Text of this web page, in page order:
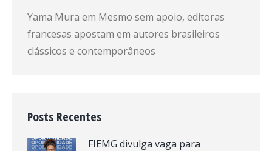
Yama Mura em Mesmo sem apoio, editoras
francesas apostam em autores brasileiros
clássicos e contemporâneos
Posts Recentes
FIEMG divulga vaga para